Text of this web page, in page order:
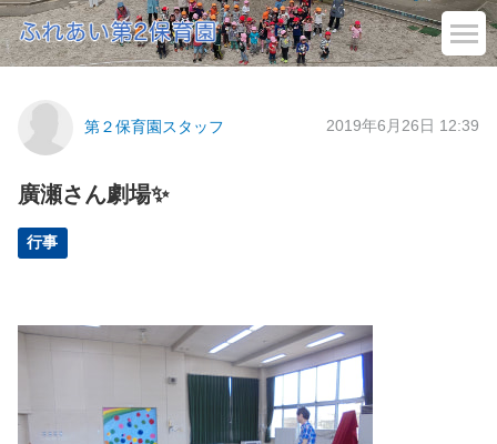
第２保育園スタッフ 2019年6月26日 12:39
廣瀬さん劇場✨
行事